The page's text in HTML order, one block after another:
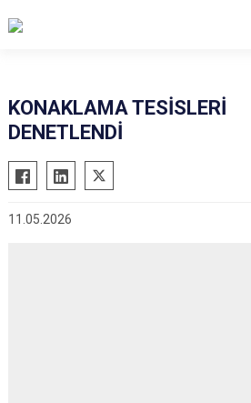
KONAKLAMA TESİSLERİ
DENETLENDİ
11.05.2026